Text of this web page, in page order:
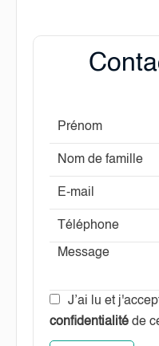
J’ai lu et
confidentialité de